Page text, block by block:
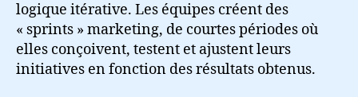
logique itérative. Les équipes créent des
« sprints » marketing, de courtes périodes où
elles conçoivent, testent et ajustent leurs
initiatives en fonction des résultats obtenus.